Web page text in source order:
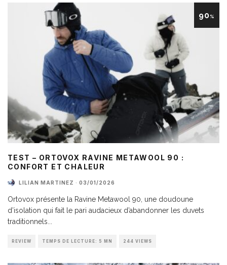
90%
TEST – ORTOVOX RAVINE METAWOOL 90 :
CONFORT ET CHALEUR
LILIAN MARTINEZ · 03/01/2026
Ortovox présente la Ravine Metawool 90, une doudoune
d’isolation qui fait le pari audacieux d’abandonner les duvets
traditionnels...
REVIEW TEMPS DE LECTURE: 5 MN 244 VIEWS